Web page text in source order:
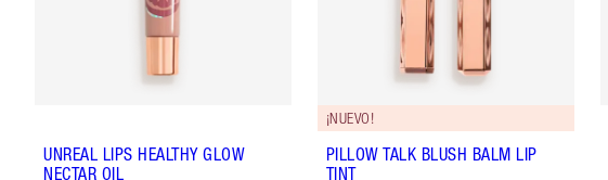
UNREAL LIPS HEALTHY GLOW
NECTAR OIL
¡NUEVO!
PILLOW TALK BLUSH BALM LIP
TINT